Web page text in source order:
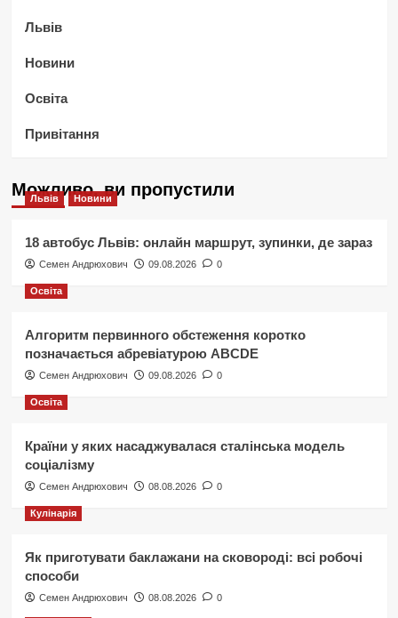
Львів
Новини
Освіта
Привітання
Можливо, ви пропустили
Львів Новини
18 автобус Львів: онлайн маршрут, зупинки, де зараз
Семен Андрюхович 09.08.2026 0
Освіта
Алгоритм первинного обстеження коротко
позначається абревіатурою ABCDE
Семен Андрюхович 09.08.2026 0
Освіта
Країни у яких насаджувалася сталінська модель
соціалізму
Семен Андрюхович 08.08.2026 0
Кулінарія
Як приготувати баклажани на сковороді: всі робочі
способи
Семен Андрюхович 08.08.2026 0